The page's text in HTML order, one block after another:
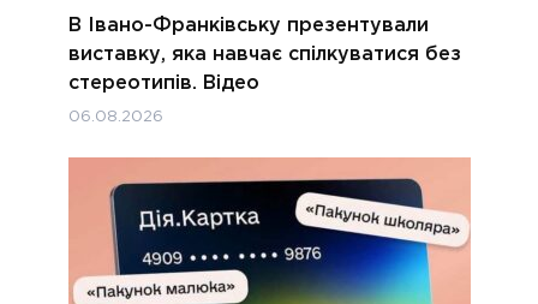
В Івано-Франківську презентували
виставку, яка навчає спілкуватися без
стереотипів. Відео
06.08.2026